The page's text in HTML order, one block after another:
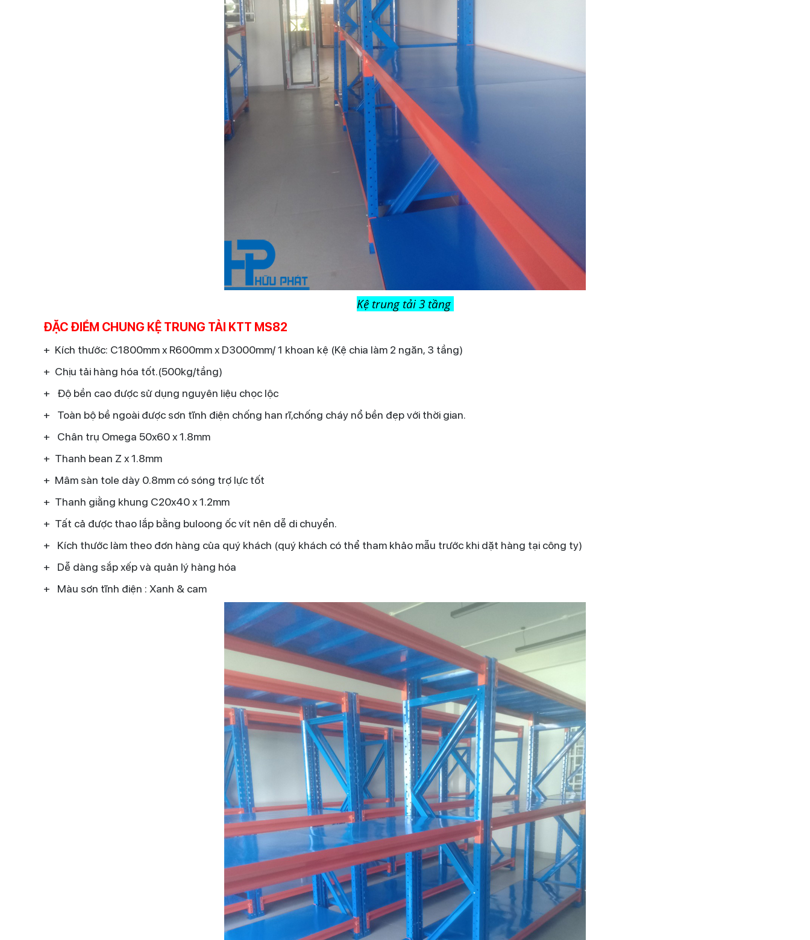
Kệ trung tải 3 tầng
ĐẶC ĐIỂM CHUNG KỆ TRUNG TẢI KTT MS82
+ Kích thước: C1800mm x R600mm x D3000mm/ 1 khoan kệ (Kệ chia làm 2 ngăn, 3 tầng)
+ Chịu tải hàng hóa tốt.(500kg/tầng)
+ Độ bền cao được sử dụng nguyên liệu chọc lộc
+ Toàn bộ bề ngoài được sơn tĩnh điện chống han rĩ,chống cháy nổ bền đẹp với thời gian.
+ Chân trụ Omega 50x60 x 1.8mm
+ Thanh bean Z x 1.8mm
+ Mâm sàn tole dày 0.8mm có sóng trợ lực tốt
+ Thanh giằng khung C20x40 x 1.2mm
+ Tất cả được thao lắp bằng buloong ốc vít nên dễ di chuyển.
+ Kích thước làm theo đơn hàng của quý khách (quý khách có thể tham khảo mẫu trước khi dặt hàng tại công ty)
+ Dễ dàng sắp xếp và quản lý hàng hóa
+ Màu sơn tĩnh điện : Xanh & cam